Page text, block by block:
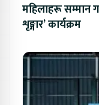
महिलाहरू सम्मान
शृङ्गार’ कार्यक्रम